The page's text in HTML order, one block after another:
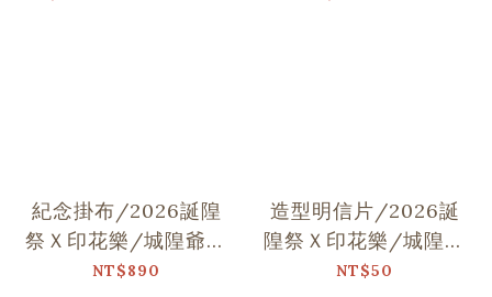
紀念掛布/2026誕隍
祭Ｘ印花樂/城隍爺與
范謝將軍跳舞
NT$890
造型明信片/2026誕
隍祭Ｘ印花樂/城隍老
爺跳舞
NT$50